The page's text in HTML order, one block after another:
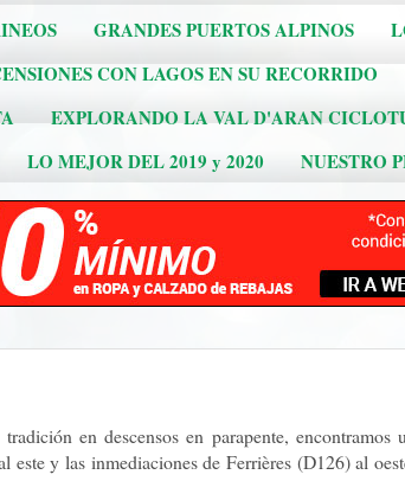
GRANDES PUERTOS ALPINOS
CON LAGOS EN SU RECORRIDO
EXPLORANDO LA VAL D'ARAN
LO MEJOR DEL 2019 y 2020 NUESTRO
en descensos en parapente, encontramos
y las inmediaciones de Ferrières (D126) al